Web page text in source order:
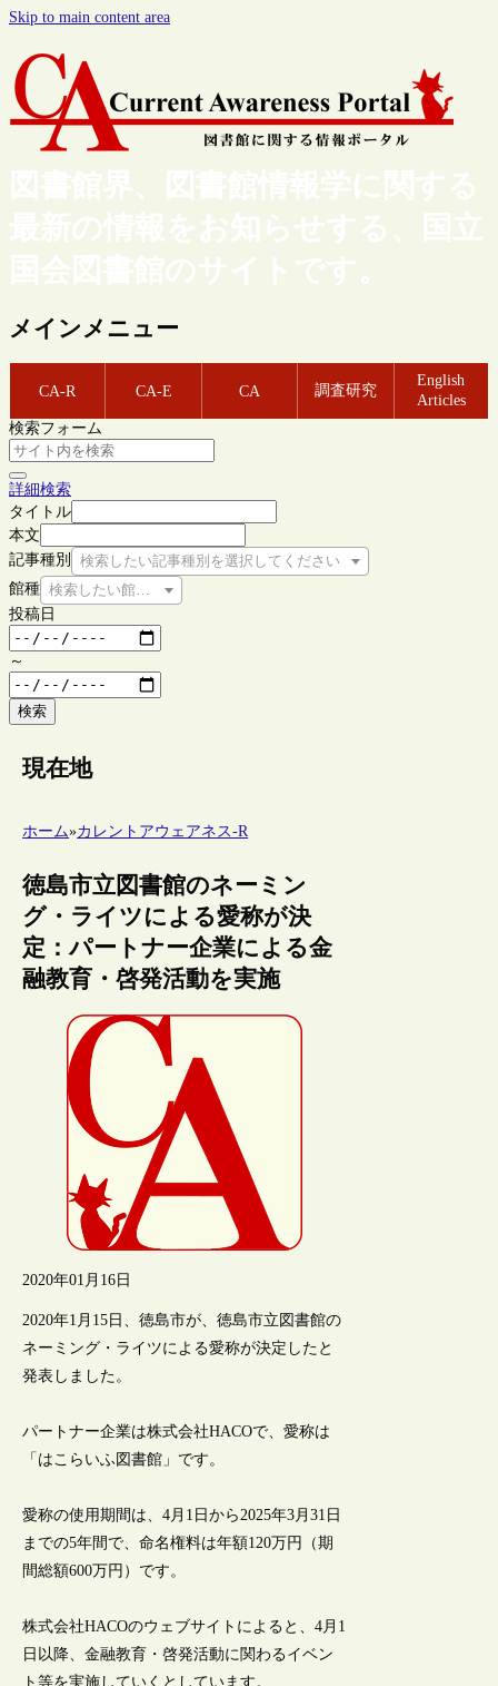
Skip to main content area
図書館界、図書館情報学に関する
最新の情報をお知らせする、国立
国会図書館のサイトです。
メインメニュー
CA-R CA-E CA 調査研究
English
Articles
検索フォーム
詳細検索
タイトル
本文
記事種別
検索したい記事種別を選択してください
館種 検索したい館種を選択してください
投稿日
～
検索
現在地
ホーム»カレントアウェアネス-R
徳島市立図書館のネーミン
グ・ライツによる愛称が決
定：パートナー企業による金
融教育・啓発活動を実施
2020年01月16日
2020年1月15日、徳島市が、徳島市立図書館の
ネーミング・ライツによる愛称が決定したと
発表しました。
パートナー企業は株式会社HACOで、愛称は
「はこらいふ図書館」です。
愛称の使用期間は、4月1日から2025年3月31日
までの5年間で、命名権料は年額120万円（期
間総額600万円）です。
株式会社HACOのウェブサイトによると、4月1
日以降、金融教育・啓発活動に関わるイベン
ト等を実施していくとしています。